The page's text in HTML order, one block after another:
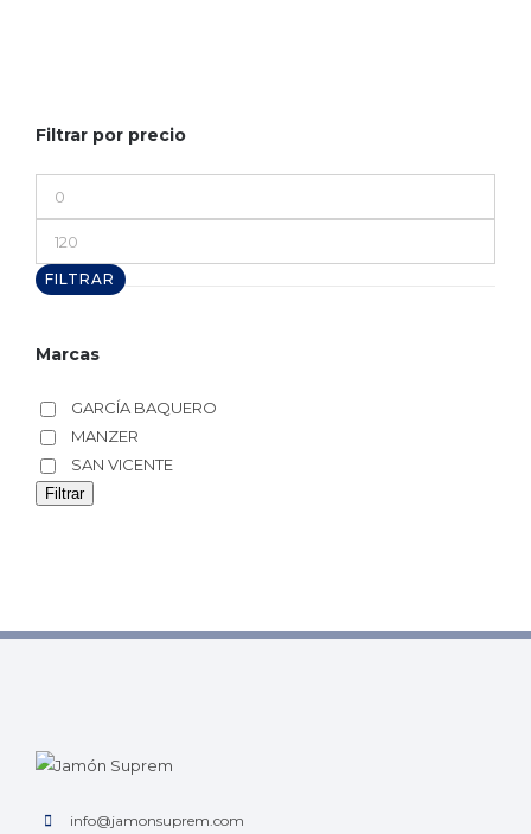
Filtrar por precio
mínimo
máximo
FILTRAR
Marcas
GARCÍA BAQUERO
MANZER
SAN VICENTE
Filtrar
info@jamonsuprem.com